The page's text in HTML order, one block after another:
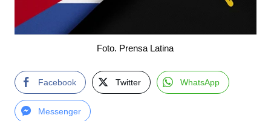
Foto. Prensa Latina
Facebook Twitter WhatsApp
Messenger